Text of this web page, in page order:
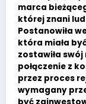
marca
której znani
Postanowiła
która miała
zostawiła
połączenie z
przez proces
wymagany